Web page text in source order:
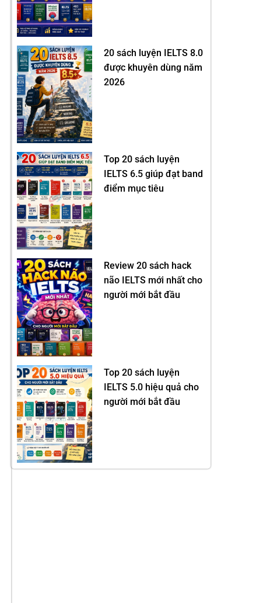
20 sách luyện IELTS 8.0
được khuyên dùng năm
2026
Top 20 sách luyện
IELTS 6.5 giúp đạt band
điểm mục tiêu
Review 20 sách hack
não IELTS mới nhất cho
người mới bắt đầu
Top 20 sách luyện
IELTS 5.0 hiệu quả cho
người mới bắt đầu